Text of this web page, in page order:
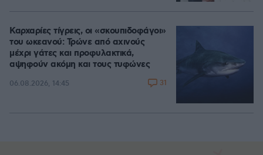
Καρχαρίες τίγρεις, οι «σκουπιδοφάγοι»
του ωκεανού: Τρώνε από αχινούς
μέχρι γάτες και προφυλακτικά,
αψηφούν ακόμη και τους τυφώνες
06.08.2026, 14:45 31